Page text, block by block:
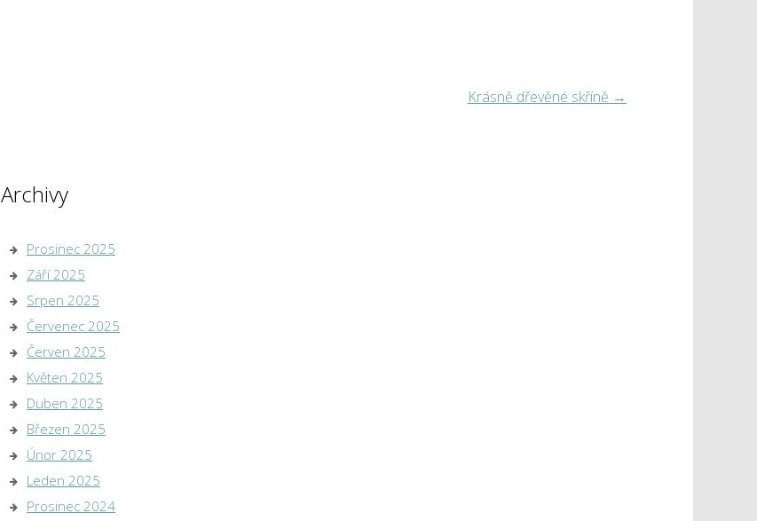
Krásně dřevěné skříně →
Archivy
Prosinec 2025
Září 2025
Srpen 2025
Červenec 2025
Červen 2025
Květen 2025
Duben 2025
Březen 2025
Únor 2025
Leden 2025
Prosinec 2024